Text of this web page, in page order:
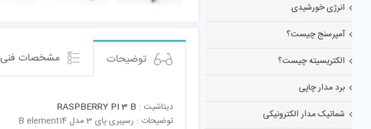
توضیحات مشخصات فنی
دیتاشیت : RASPBERRY PI 3 B
توضیحات : رسپبری پای 3 مدل B element14
انرژی خورشیدی
آمپرسنج چیست؟
الکتریسیته چیست؟
برد مدار چاپی
شماتیک مدار الکترونیکی